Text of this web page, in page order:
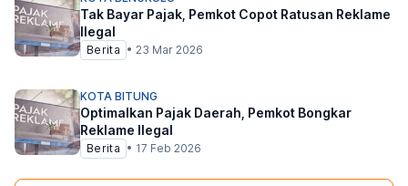
Tak Bayar Pajak, Pemkot Copot Ratusan Reklame
Ilegal
Berita • 23 Mar 2026
KOTA BITUNG
Optimalkan Pajak Daerah, Pemkot Bongkar
Reklame Ilegal
Berita • 17 Feb 2026